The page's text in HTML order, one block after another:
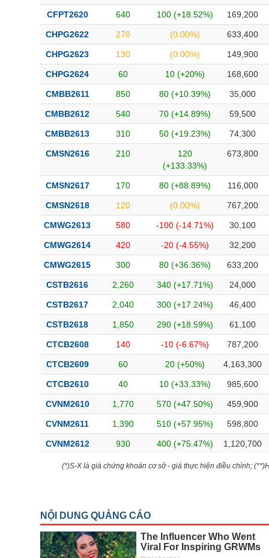
CFPT2620 640 100 (+18.52%) 169,200
CHPG2622 270 (0.00%) 633,400
CHPG2623 130 (0.00%) 149,900
CHPG2624 60 10 (+20%) 168,600
CMBB2611 850 80 (+10.39%) 35,000
CMBB2612 540 70 (+14.89%) 59,500
CMBB2613 310 50 (+19.23%) 74,300
CMSN2616 210
120
(+133.33%)
673,800
CMSN2617 170 80 (+88.89%) 116,000
CMSN2618 120 (0.00%) 767,200
CMWG2613 580 -100 (-14.71%) 30,100
CMWG2614 420 -20 (-4.55%) 32,200
CMWG2615 300 80 (+36.36%) 633,200
CSTB2616 2,260 340 (+17.71%) 24,000
CSTB2617 2,040 300 (+17.24%) 46,400
CSTB2618 1,850 290 (+18.59%) 61,100
CTCB2608 140 -10 (-6.67%) 787,200
CTCB2609 60 20 (+50%) 4,163,300
CTCB2610 40 10 (+33.33%) 985,600
CVNM2610 1,770 570 (+47.50%) 459,900
CVNM2611 1,390 510 (+57.95%) 598,800
CVNM2612 930 400 (+75.47%) 1,120,700
(*)S-X là giá chứng khoán cơ sở - giá thực hiện điều chỉnh;